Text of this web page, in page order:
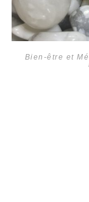
Bien-être et